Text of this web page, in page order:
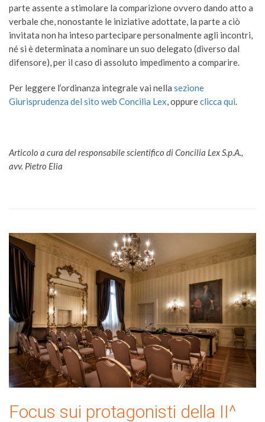
parte assente a stimolare la comparizione ovvero dando atto a
verbale che, nonostante le iniziative adottate, la parte a ciò
invitata non ha inteso partecipare personalmente agli incontri,
né si è determinata a nominare un suo delegato (diverso dal
difensore), per il caso di assoluto impedimento a comparire.
Per leggere l’ordinanza integrale vai nella sezione
Giurisprudenza del sito web Concilia Lex, oppureclicca qui.
Articolo a cura del responsabile scientifico di Concilia Lex S.p.A.,
avv. Pietro Elia
Focus sui protagonisti della II^